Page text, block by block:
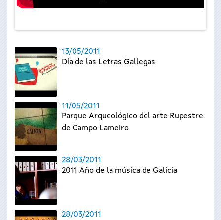
13/05/2011
Día de las Letras Gallegas
11/05/2011
Parque Arqueológico del arte Rupestre
de Campo Lameiro
28/03/2011
2011 Año de la música de Galicia
28/03/2011